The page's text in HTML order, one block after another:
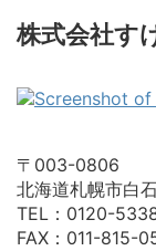
株式会社す
〒003-0806
北海道札幌市白
TEL：0120-
FAX：011-815-